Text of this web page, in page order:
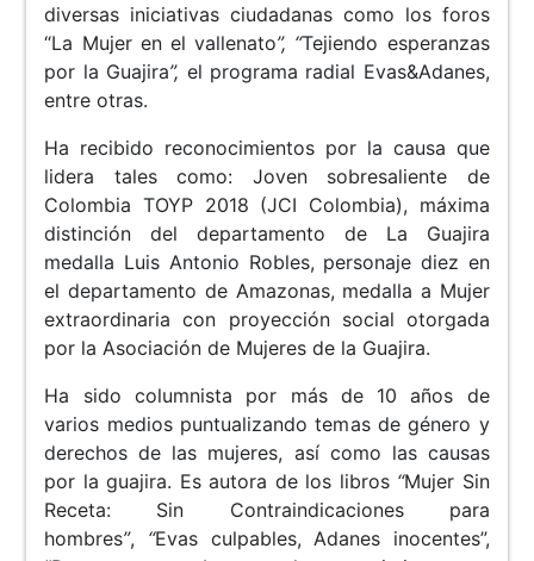
diversas iniciativas ciudadanas como los foros
“La Mujer en el vallenato”, “Tejiendo esperanzas
por la Guajira”, el programa radial Evas&Adanes,
entre otras.
Ha recibido reconocimientos por la causa que
lidera tales como: Joven sobresaliente de
Colombia TOYP 2018 (JCI Colombia), máxima
distinción del departamento de La Guajira
medalla Luis Antonio Robles, personaje diez en
el departamento de Amazonas, medalla a Mujer
extraordinaria con proyección social otorgada
por la Asociación de Mujeres de la Guajira.
Ha sido columnista por más de 10 años de
varios medios puntualizando temas de género y
derechos de las mujeres, así como las causas
por la guajira. Es autora de los libros “Mujer Sin
Receta: Sin Contraindicaciones para
hombres”, “Evas culpables, Adanes inocentes”,